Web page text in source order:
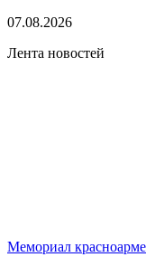
07.08.2026
Лента новостей
Мемориал